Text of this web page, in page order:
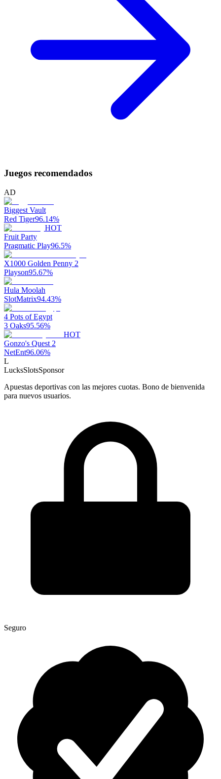
Juegos recomendados
AD
Biggest Vault
Red Tiger96.14%
HOT
Fruit Party
Pragmatic Play96.5%
X1000 Golden Penny 2
Playson95.67%
Hula Moolah
SlotMatrix94.43%
4 Pots of Egypt
3 Oaks95.56%
HOT
Gonzo's Quest 2
NetEnt96.06%
L
LucksSlotsSponsor
Apuestas deportivas con las mejores cuotas. Bono de bienvenida
para nuevos usuarios.
Seguro